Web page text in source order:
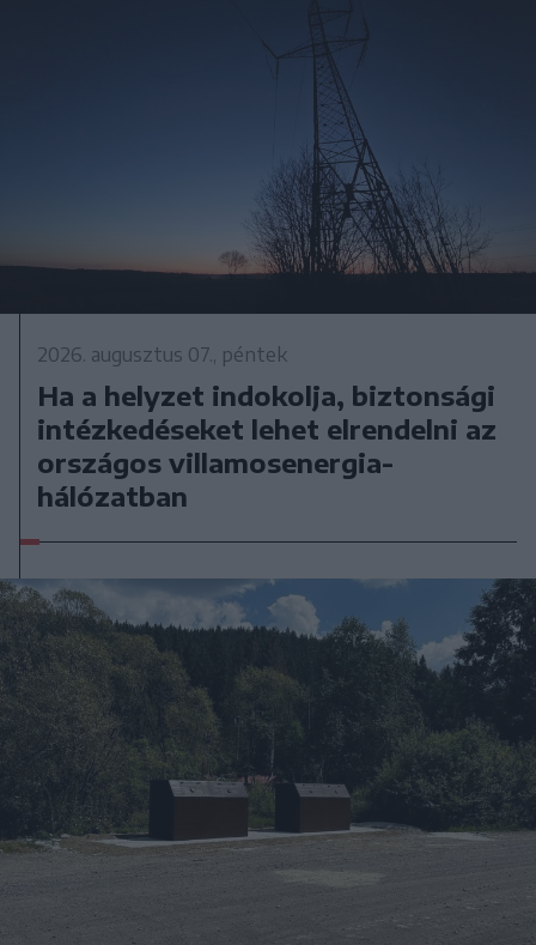
2026. augusztus 07., péntek
Ha a helyzet indokolja, biztonsági
intézkedéseket lehet elrendelni az
országos villamosenergia-
hálózatban